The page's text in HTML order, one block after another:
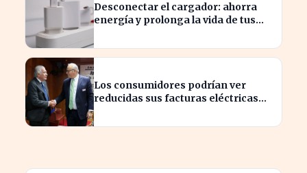
Desconectar el cargador: ahorra
energía y prolonga la vida de tus
Los consumidores podrían ver
reducidas sus facturas eléctricas
para Iberdrola y Endesa.